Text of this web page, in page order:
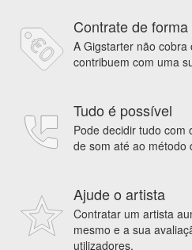
Contrate de
A Gigstarter não
contribuem com uma
Tudo é possível
Pode decidir tudo com
de som até ao método
Ajude o artista
Contratar um artista
mesmo e a sua
utilizadores.